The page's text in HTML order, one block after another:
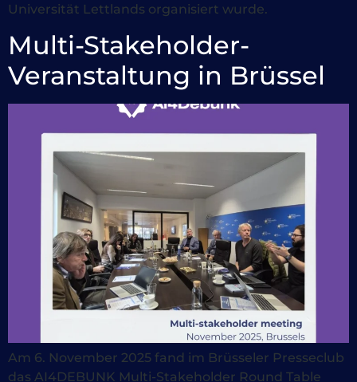
Universität Lettlands organisiert wurde.
Multi-Stakeholder-
Veranstaltung in Brüssel
Am 6. November 2025 fand im Brüsseler Presseclub
das AI4DEBUNK Multi-Stakeholder Round Table